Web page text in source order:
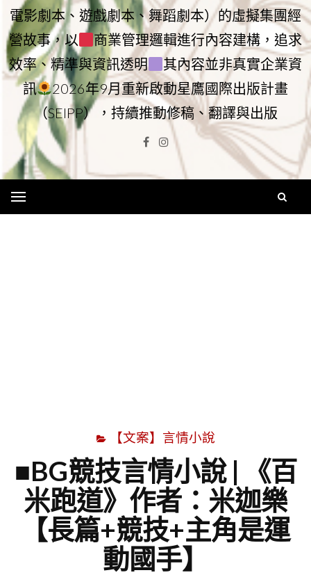
電影劇本、遊戲劇本、舞蹈劇本）的虛擬集團經
營故事，以
商業管理邏輯進行內容建構，追求
效率、精準與資訊透明
其內容並非真實企業資
訊
2026年9月重新啟動星鷹國際出版計畫
（SEIPP），持續推動修稿、翻譯與出版
Facebook
Instagram
【文案】言情小說
■BG競技言情小說 | 《百
米跑道》作者：米迦樂
【長篇+競技+主角是運
動國手】